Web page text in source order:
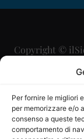
Per fornire le migliori
per memorizzare e/o
consenso a queste
comportamento di
Copyright ©